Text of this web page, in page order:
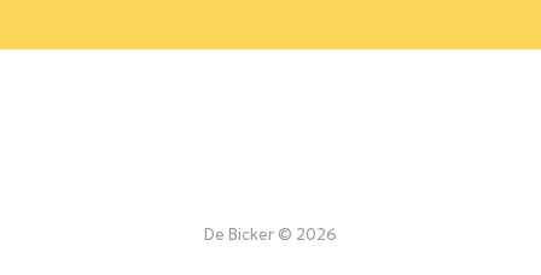
De Bicker © 2026